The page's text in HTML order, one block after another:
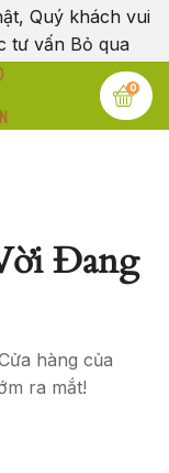
Quý khách vui
tư vấn Bỏ qua
0
Đang
hàng của
ra mắt!